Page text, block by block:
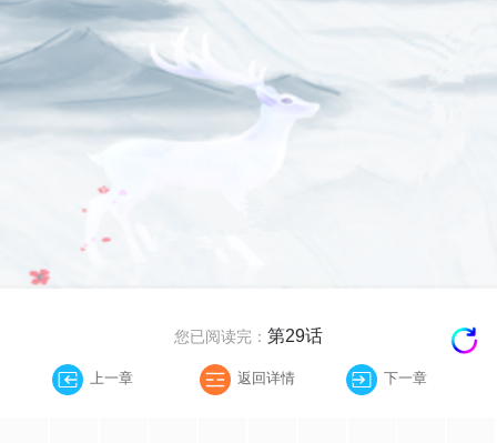
您已阅读完： 第29话
上一章 返回详情 下一章